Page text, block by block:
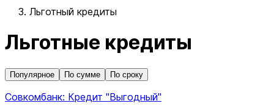
Льготный кредиты
Льготные кредиты
Популярное По сумме По сроку
Совкомбанк: Кредит "Выгодный"